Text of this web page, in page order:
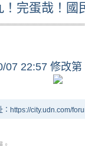
！完蛋哉！國
07 22:57 修改第
：https://city.udn.com/